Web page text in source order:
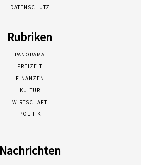
DATENSCHUTZ
Rubriken
PANORAMA
FREIZEIT
FINANZEN
KULTUR
WIRTSCHAFT
POLITIK
Nachrichten